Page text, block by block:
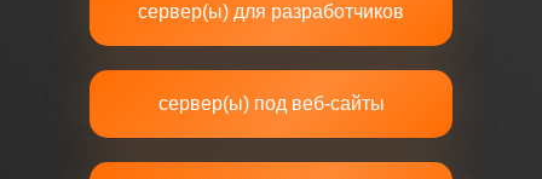
сервер(ы) для разработчиков
сервер(ы) под веб-сайты